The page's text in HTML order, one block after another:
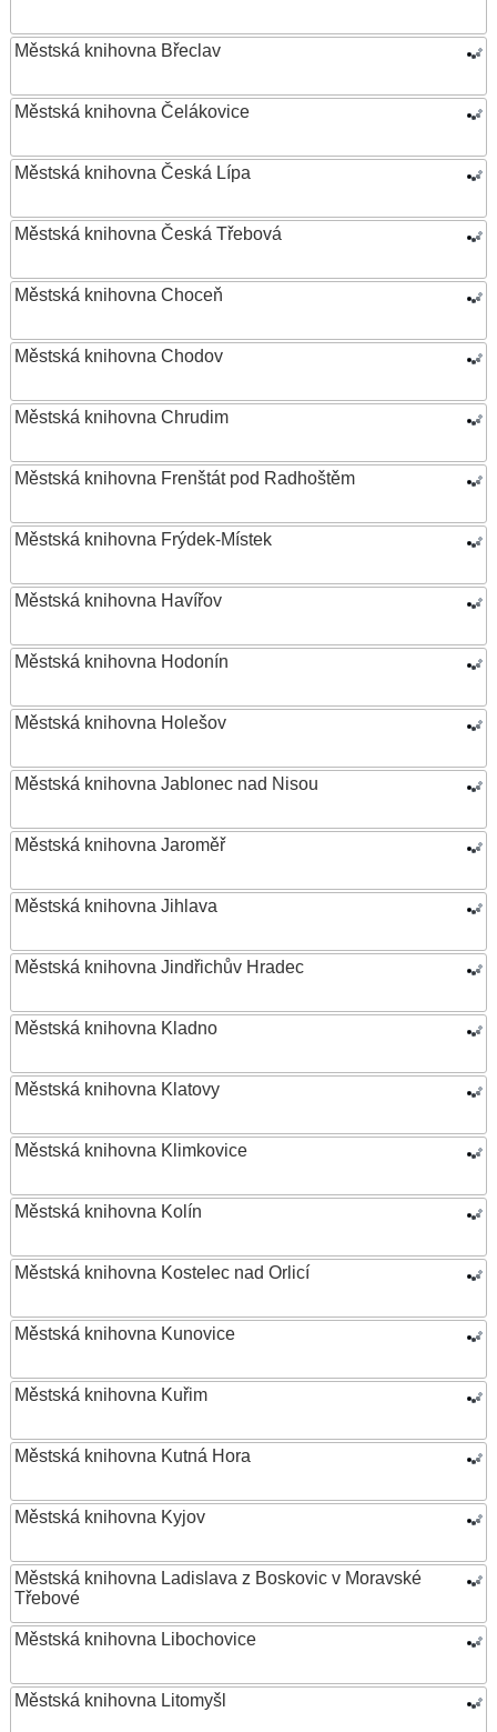
Městská knihovna Břeclav
Městská knihovna Čelákovice
Městská knihovna Česká Lípa
Městská knihovna Česká Třebová
Městská knihovna Choceň
Městská knihovna Chodov
Městská knihovna Chrudim
Městská knihovna Frenštát pod Radhoštěm
Městská knihovna Frýdek-Místek
Městská knihovna Havířov
Městská knihovna Hodonín
Městská knihovna Holešov
Městská knihovna Jablonec nad Nisou
Městská knihovna Jaroměř
Městská knihovna Jihlava
Městská knihovna Jindřichův Hradec
Městská knihovna Kladno
Městská knihovna Klatovy
Městská knihovna Klimkovice
Městská knihovna Kolín
Městská knihovna Kostelec nad Orlicí
Městská knihovna Kunovice
Městská knihovna Kuřim
Městská knihovna Kutná Hora
Městská knihovna Kyjov
Městská knihovna Ladislava z Boskovic v Moravské
Třebové
Městská knihovna Libochovice
Městská knihovna Litomyšl